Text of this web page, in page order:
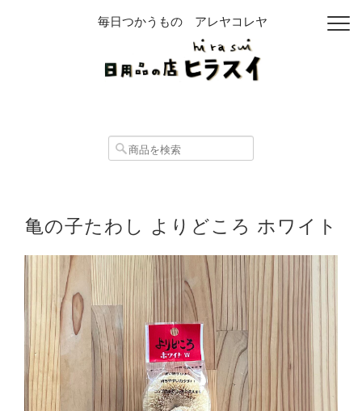
毎日つかうもの アレヤコレヤ
亀の子たわし よりどころ ホワイト